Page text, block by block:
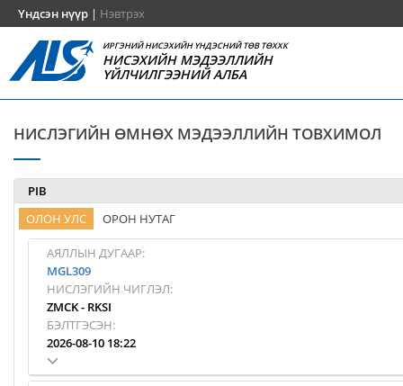
Үндсэн нүүр | Нэвтрэх
ИРГЭНИЙ НИСЭХИЙН ҮНДЭСНИЙ ТӨВ ТӨХХК
НИСЭХИЙН МЭДЭЭЛЛИЙН
ҮЙЛЧИЛГЭЭНИЙ АЛБА
НИСЛЭГИЙН ӨМНӨХ МЭДЭЭЛЛИЙН ТОВХИМОЛ
PIB
ОЛОН УЛС
ОРОН НУТАГ
АЯЛЛЫН ДУГААР:
MGL309
НИСЛЭГИЙН ЧИГЛЭЛ:
ZMCK- RKSI
БЭЛТГЭСЭН:
2026-08-10 18:22